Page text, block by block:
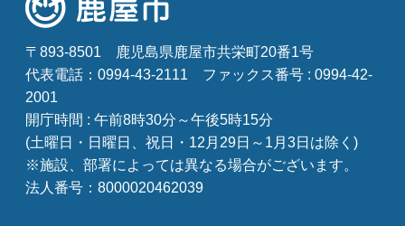
〒893-8501
鹿児島県鹿屋市共栄町20番1号
代表電話：0994-43-2111
ファックス番号 : 0994-42-
2001
開庁時間 : 午前8時30分～午後5時15分
(土曜日・日曜日、祝日・12月29日～1月3日は除く)
※施設、部署によっては異なる場合がございます。
法人番号：8000020462039